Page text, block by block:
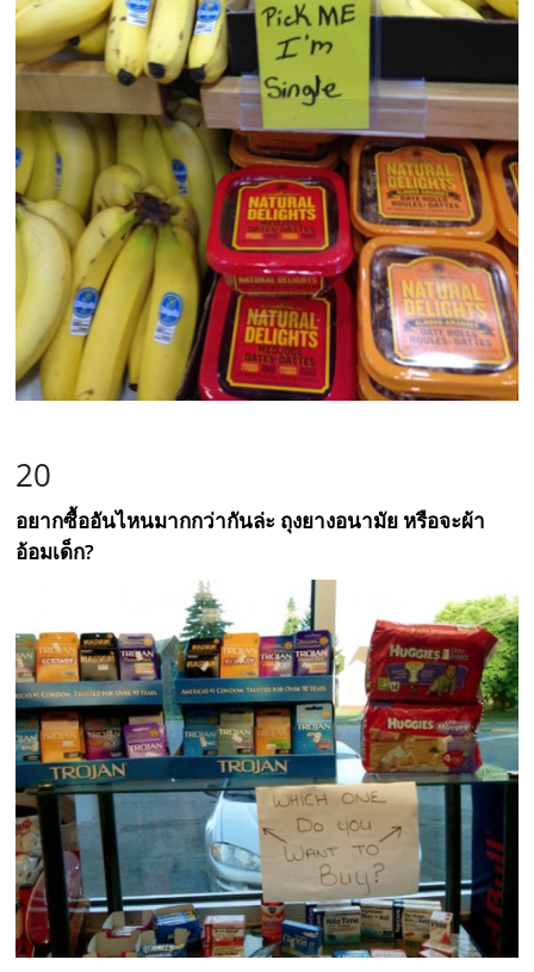
20
อยากซื้ออันไหนมากกว่ากันล่ะ ถุงยางอนามัย หรือจะผ้า
อ้อมเด็ก?